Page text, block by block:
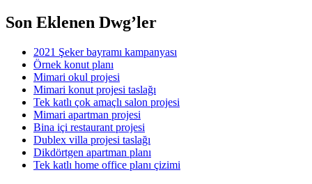
Son Eklenen Dwg’ler
2021 Şeker bayramı kampanyası
Örnek konut planı
Mimari okul projesi
Mimari konut projesi taslağı
Tek katlı çok amaçlı salon projesi
Mimari apartman projesi
Bina içi restaurant projesi
Dublex villa projesi taslağı
Dikdörtgen apartman planı
Tek katlı home office planı çizimi